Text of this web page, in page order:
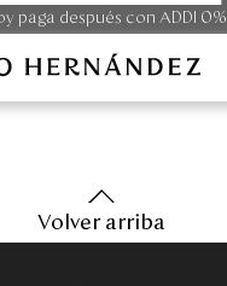
paga después con ADDI
Volver arriba